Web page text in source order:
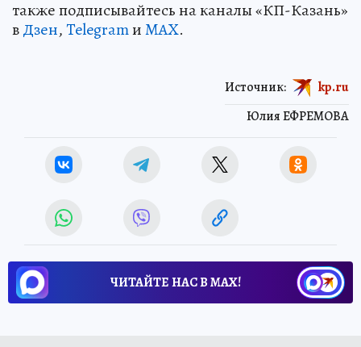
также подписывайтесь на каналы «КП-Казань»
вДзен,TelegramиMAX.
Юлия ЕФРЕМОВА
Источник: kp.ru
ЧИТАЙТЕ НАС В МАХ!